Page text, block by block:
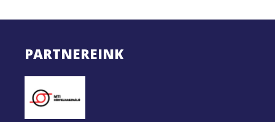
PARTNEREINK